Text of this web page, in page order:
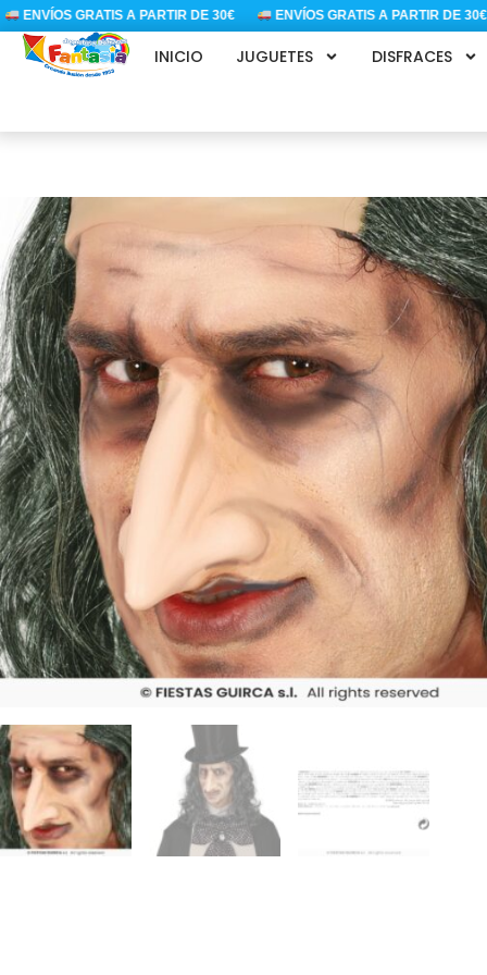
Ir
contenido
GRATIS A PARTIR DE 30€ ENVÍOS GRATIS A PARTIR DE 30€
INICIO JUGUETES DISFRACES